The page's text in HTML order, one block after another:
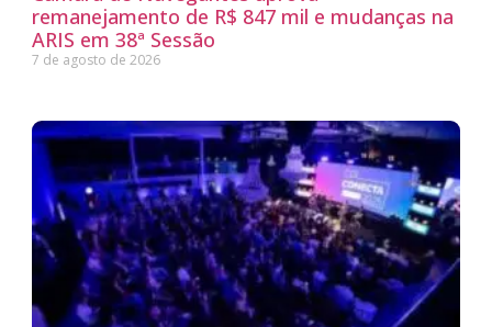
remanejamento de R$ 847 mil e mudanças na
ARIS em 38ª Sessão
7 de agosto de 2026